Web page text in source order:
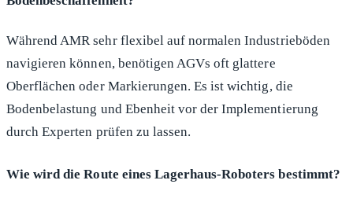
Während AMR sehr flexibel auf normalen Industrieböden
navigieren können, benötigen AGVs oft glattere
Oberflächen oder Markierungen. Es ist wichtig, die
Bodenbelastung und Ebenheit vor der Implementierung
durch Experten prüfen zu lassen.
Wie wird die Route eines Lagerhaus-Roboters bestimmt?